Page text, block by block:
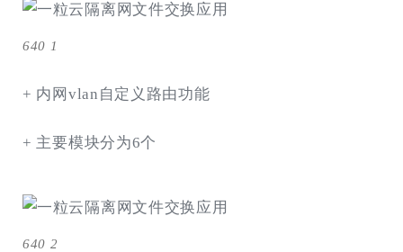
640 1
+ 内网vlan自定义路由功能
+ 主要模块分为6个
640 2